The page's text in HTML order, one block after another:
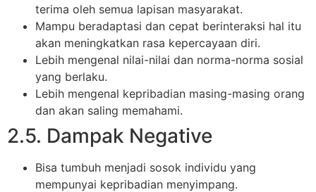
terima oleh semua lapisan masyarakat.
Mampu beradaptasi dan cepat berinteraksi hal itu
akan meningkatkan rasa kepercayaan diri.
Lebih mengenal nilai-nilai dan norma-norma sosial
yang berlaku.
Lebih mengenal kepribadian masing-masing orang
dan akan saling memahami.
2.5. Dampak Negative
Bisa tumbuh menjadi sosok individu yang
mempunyai kepribadian menyimpang.